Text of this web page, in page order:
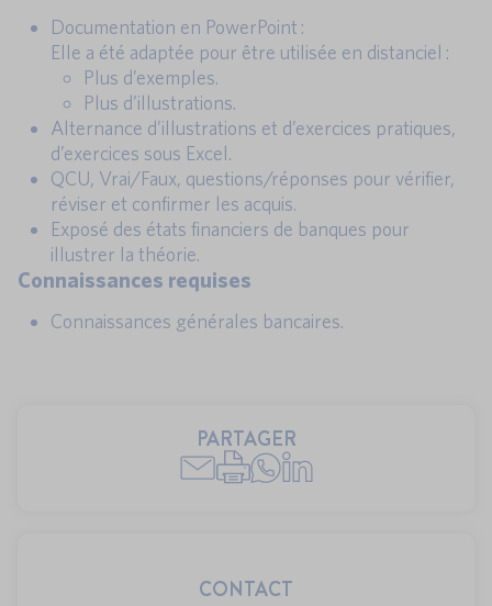
Documentation en PowerPoint :
Elle a été adaptée pour être utilisée en distanciel :
Plus d’exemples.
Plus d’illustrations.
Alternance d’illustrations et d’exercices pratiques,
d’exercices sous Excel.
QCU, Vrai/Faux, questions/réponses pour vérifier,
réviser et confirmer les acquis.
Exposé des états financiers de banques pour
illustrer la théorie.
Connaissances requises
Connaissances générales bancaires.
PARTAGER
CONTACT